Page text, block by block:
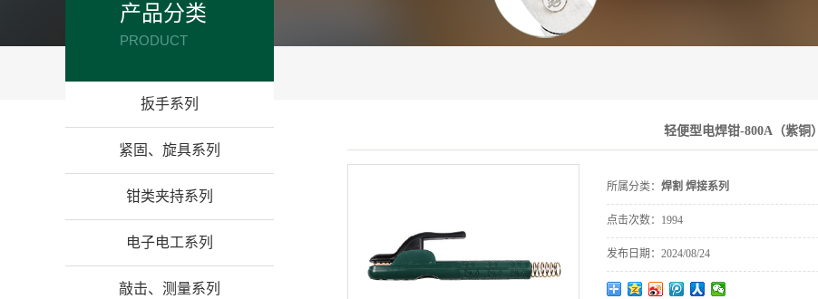
装潢综合工具系列
即将退市产品
产品分类
PRODUCT
扳手系列
紧固、旋具系列
钳类夹持系列
电子电工系列
敲击、测量系列
轻便型电焊钳-800A（紫铜）
所属分类： 焊割 焊接系列
点击次数： 1994
发布日期： 2024/08/24